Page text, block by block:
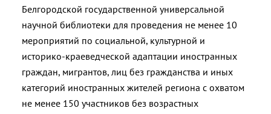
Белгородской государственной универсальной
научной библиотеки для проведения не менее 10
мероприятий по социальной, культурной и
историко-краеведческой адаптации иностранных
граждан, мигрантов, лиц без гражданства и иных
категорий иностранных жителей региона с охватом
не менее 150 участников без возрастных